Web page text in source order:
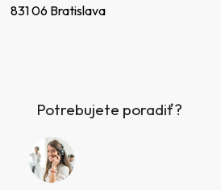
831 06 Bratislava
Potrebujete poradiť?